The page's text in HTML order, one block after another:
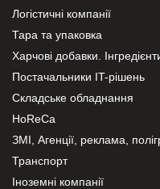
Логістичні компанії
Тара та упаковка
Харчові добавки.
Постачальники IT-рішень
Складське обладнання
HoReCa
ЗМІ, Агенції, реклама,
Транспорт
Іноземні компанії